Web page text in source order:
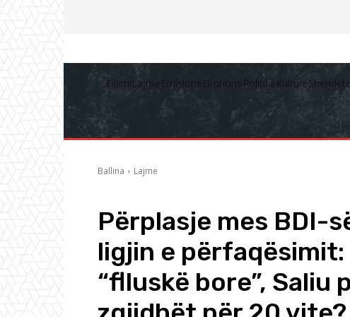
FillimiLajmeEmisioneEkonomiPolitikëKulturë
Ballina Lajme
Përplasje mes BDI-
ligjin e përfaqësimit:
“flluskë bore”, Saliu